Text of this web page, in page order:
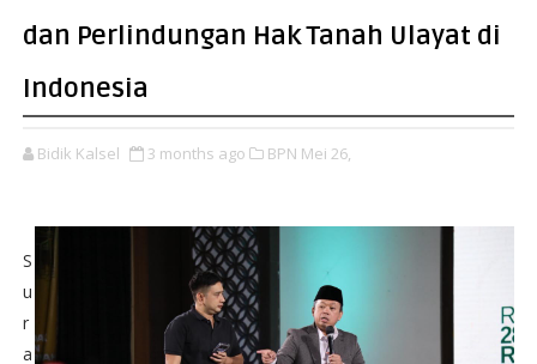
dan Perlindungan Hak Tanah Ulayat di
Indonesia
Bidik Kalsel 3 months ago BPN Mei 26,
S
u
r
a